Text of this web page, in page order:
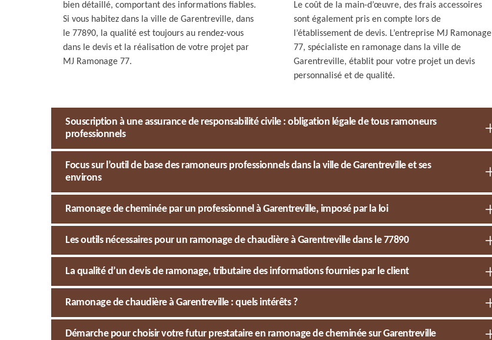
bien détaillé, comportant des informations fiables.
Si vous habitez dans la ville de Garentreville, dans
le 77890, la qualité est toujours au rendez-vous
dans le devis et la réalisation de votre projet par
MJ Ramonage 77.
Le coût de la main-d’œuvre, des frais accessoires
sont également pris en compte lors de
l’établissement de devis. L’entreprise MJ Ramonage
77, spécialiste en ramonage dans la ville de
Garentreville, établit pour votre projet un devis
personnalisé et de qualité.
Souscription à une assurance de responsabilité civile : obligation légale de tous ramoneurs
professionnels
Focus sur l’outil de base des ramoneurs professionnels dans la ville de Garentreville et ses
environs
Ramonage de cheminée par un professionnel à Garentreville, imposé par la loi
Les outils nécessaires pour un ramonage de chaudière à Garentreville dans le 77890
La qualité d’un devis de ramonage, tributaire des informations fournies par le client
Ramonage de chaudière à Garentreville : quels intérêts ?
Démarche pour choisir votre futur prestataire en ramonage de cheminée sur Garentreville